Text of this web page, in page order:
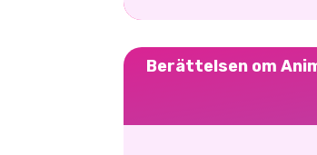
Berättelsen om